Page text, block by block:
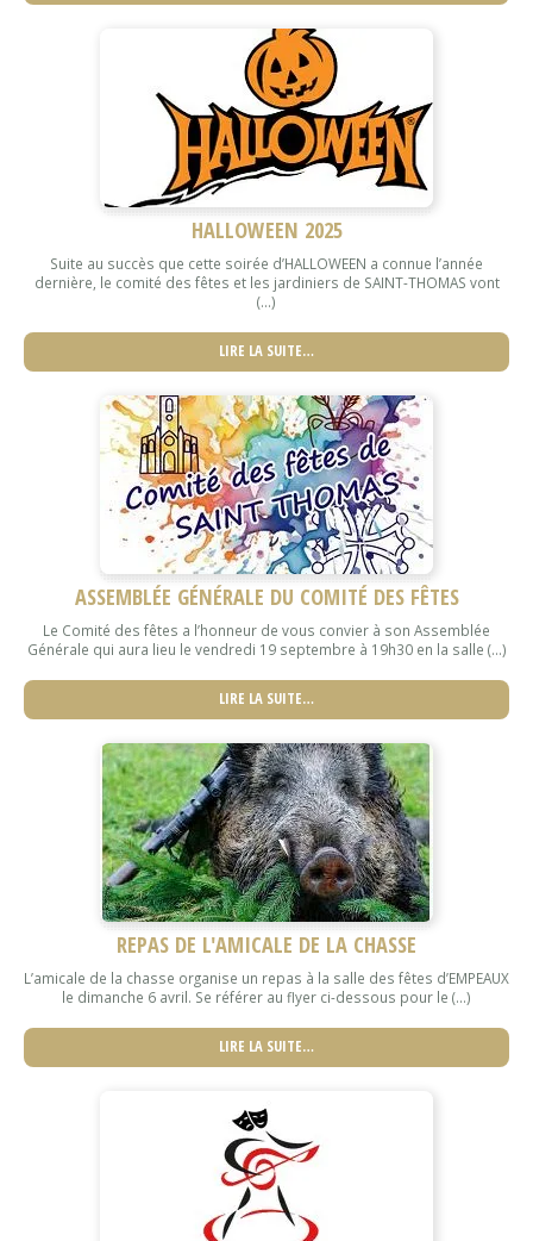
HALLOWEEN 2025
Suite au succès que cette soirée d’HALLOWEEN a connue l’année
dernière, le comité des fêtes et les jardiniers de SAINT-THOMAS vont
(...)
LIRE LA SUITE…
ASSEMBLÉE GÉNÉRALE DU COMITÉ DES FÊTES
Le Comité des fêtes a l’honneur de vous convier à son Assemblée
Générale qui aura lieu le vendredi 19 septembre à 19h30 en la salle (...)
LIRE LA SUITE…
REPAS DE L'AMICALE DE LA CHASSE
L’amicale de la chasse organise un repas à la salle des fêtes d’EMPEAUX
le dimanche 6 avril. Se référer au flyer ci-dessous pour le (...)
LIRE LA SUITE…